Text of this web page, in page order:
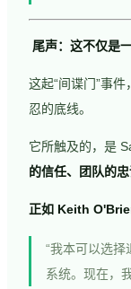
尾声：这不仅是
这起“间谍门”事
忍的底线。
它所触及的，是
的信任、团队的忠
正如 Keith
“我本可以选
系统。现在，